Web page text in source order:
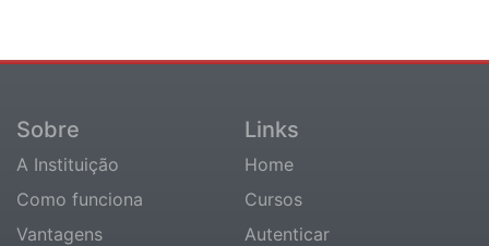
Sobre
A Instituição
Como funciona
Vantagens
Links
Home
Cursos
Autenticar